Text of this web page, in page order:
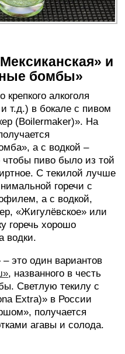
и
бомбы»
алкоголя
т.д.) в бокале с пивом
(Boilermaker)». На
а с водкой –
пиво было из той
С текилой лучше
горечи с
а с водкой,
«Жигулёвское» или
горечь хорошо
водки.
это один вариантов
, названного в честь
Светлую текилу с
Extra)» в России
получается
агавы и солода.